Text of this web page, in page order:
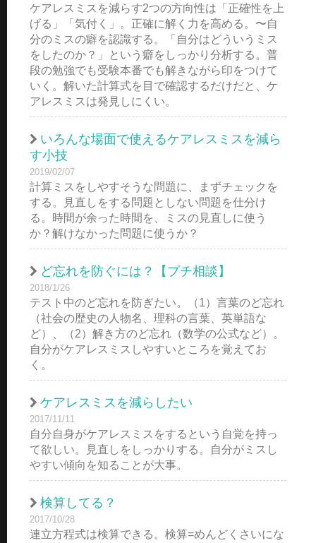
ケアレスミスを減らす2つの方向性は「正確性を上
げる」「気付く」。正確に解く力を高める。〜自
分のミスの癖を認識する。「自分はどういうミス
をしたのか？」という癖をしっかり分析する。普
段の勉強でも受験本番でも解きながら印をつけて
いく。解いた計算式を目で確認するだけだと、ケ
アレスミスは発見しにくい。
いろんな場面で使えるケアレスミスを減ら
す小技
2019/02/07
計算ミスをしやすそうな問題に、まずチェックを
する。見直しをする問題としない問題を仕分け
る。時間が余った時間を、ミスの見直しに使う
か？解けなかった問題に使うか？
ど忘れを防ぐには？【プチ相談】
2018/1/26
テスト中のど忘れを防ぎたい。（1）言葉のど忘れ
（社会の歴史の人物名、理科の言葉、英単語な
ど）、（2）解き方のど忘れ（数学の公式など）。
自分がケアレスミスしやすいところを覚えてお
く。
ケアレスミスを減らしたい
2017/11/11
自分自身がケアレスミスをするという自覚を持っ
て欲しい。見直しをしっかりする。自分がミスし
やすい傾向を知ることが大事。
検算してる？
2017/10/28
連立方程式は検算できる。検算=めんどくさいにな